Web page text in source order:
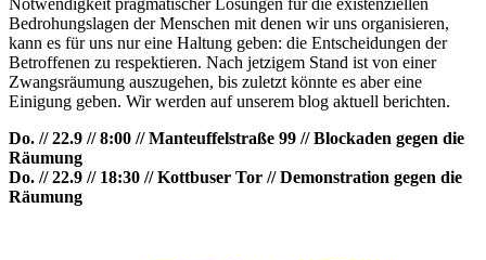
Notwendigkeit pragmatischer Lösungen für die existenziellen
Bedrohungslagen der Menschen mit denen wir uns organisieren,
kann es für uns nur eine Haltung geben: die Entscheidungen der
Betroffenen zu respektieren. Nach jetzigem Stand ist von einer
Zwangsräumung auszugehen, bis zuletzt könnte es aber eine
Einigung geben. Wir werden auf unserem blog aktuell berichten.
Do. // 22.9 // 8:00 // Manteuffelstraße 99 // Blockaden gegen die
Räumung
Do. // 22.9 // 18:30 // Kottbuser Tor // Demonstration gegen die
Räumung